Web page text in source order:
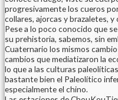
progresivamente los cueros
collares, ajorcas y brazaletes,
Pese a lo poco conocido que
su prehistoria, sabemos, sin
Cuaternario los mismos
cambios que mediatizaron la
lo que a las culturas
bastante bien el Paleolítico
especialmente el chino.